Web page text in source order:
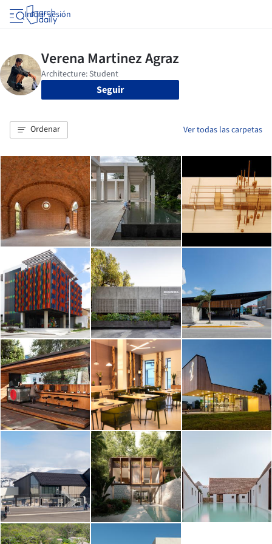
Iniciar sesión
Seguir
Ordenar Ver todas las carpetas